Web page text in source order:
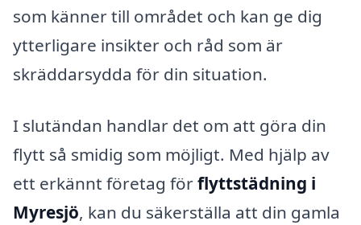
som känner till området och kan ge dig
ytterligare insikter och råd som är
skräddarsydda för din situation.
I slutändan handlar det om att göra din
flytt så smidig som möjligt. Med hjälp av
ett erkännt företag förflyttstädning i
Myresjö, kan du säkerställa att din gamla